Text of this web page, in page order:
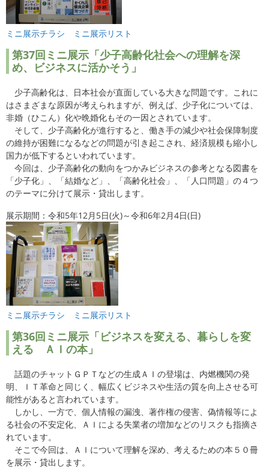
ミニ展示チラシ ミニ展示リスト
第37回ミニ展示「少子高齢化社会への理解を深
め、ビジネスに活かそう」
少子高齢化は、日本社会が直面している大きな問題です。これに
はさまざまな原因が考えられますが、例えば、少子化については、
非婚（ひこん）化や晩婚化もその一因とされています。
そして、少子高齢化が進行すると、働き手の減少や社会保障制度
の維持が困難になるなどの問題が引き起こされ、経済規模も縮小し
国力が低下するといわれています。
今回は、少子高齢化の動向をつかみビジネスの参考となる図書を
「少子化」、「結婚など」、「高齢化社会」、「人口問題」の４つ
のテーマに分けて展示・貸出します。
展示期間：令和5年12月5日(火)～令和6年2月4日(日)
ミニ展示チラシ ミニ展示リスト
第36回ミニ展示「ビジネスを変える、暮らしを変
える ＡＩの本」
話題のチャットＧＰＴなどの生成ＡＩの登場は、内燃機関の発
明、ＩＴ革命と同じく、幅広くビジネスや生活の質を向上させる可
能性があると言われています。
しかし、一方で、個人情報の漏洩、著作権の侵害、偽情報等によ
る社会の不安定化、ＡＩによる失業者の増加などのリスクも指摘さ
れています。
そこで今回は、ＡＩについて理解を深め、考えるための本５０冊
を展示・貸出します。